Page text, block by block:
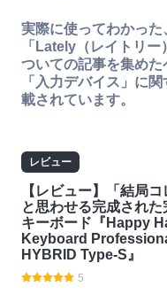
実際に使ってわかっ
「Lately（レイトリ
ついての記事を集め
「入力デバイス」に
載されています。
レビュー
【レビュー】「結局コ
と思わせる完成された
キーボード『Happy
Keyboard
HYBRID Type-S』
5